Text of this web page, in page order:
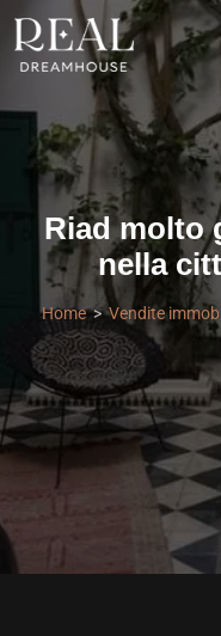
Riad molto
nella
Home Vendite